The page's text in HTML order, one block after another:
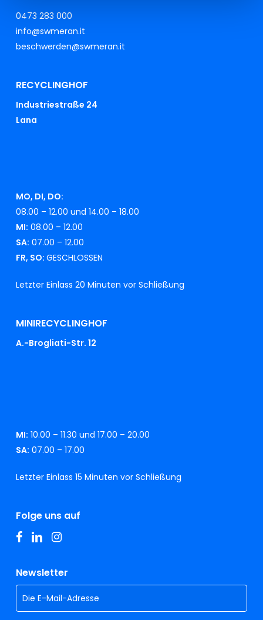
0473 283 000
info@swmeran.it
beschwerden@swmeran.it
RECYCLINGHOF
Industriestraße 24
Lana
MO, DI, DO:
08.00 – 12.00 und 14.00 – 18.00
MI: 08.00 – 12.00
SA: 07.00 – 12.00
FR, SO: GESCHLOSSEN
Letzter Einlass 20 Minuten vor Schließung
MINIRECYCLINGHOF
A.-Brogliati-Str. 12
MI: 10.00 – 11.30 und 17.00 – 20.00
SA: 07.00 – 17.00
Letzter Einlass 15 Minuten vor Schließung
Folge uns auf
facebook
linkedininstagram
Newsletter